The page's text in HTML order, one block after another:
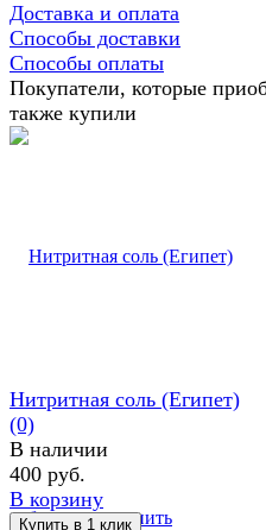
Доставка и оплата
Способы доставки
Способы оплаты
Покупатели, которые
также купили
избранное сравнить
Нитритная соль (Египет)
(0)
В наличии
400 руб.
В корзину